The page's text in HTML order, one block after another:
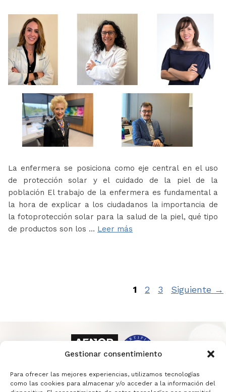
Gestionar consentimiento
Para ofrecer las mejores experiencias, utilizamos tecnologías
como las cookies para almacenar y/o acceder a la información del
La enfermera se posiciona como eje central en el uso
de protección solar y el cuidado de la piel de la
población El trabajo de la enfermera es fundamental a
la hora de explicar a los ciudadanos la importancia de
la fotoprotección solar para la salud de la piel, qué tipo
de productos son los … Leer más
Página
1 Página
2 Página
3 Siguiente →